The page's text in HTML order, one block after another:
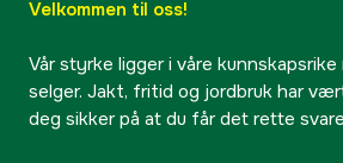
Velkommen til oss!
Vår styrke ligger i våre
selger. Jakt, fritid og jordbruk har
deg sikker på at du får det rette